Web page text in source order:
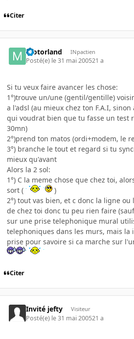
Citer
motorland INpactien
Posté(e) le 31 mai 200521 a
Si tu veux faire avancer les chose:
1°)trouve un/une (gentil/gentille)
a l'adsl (au mieux chez ton F.A.I,
qui voudrat bien que tu fasse un test
30mn)
2°)prend ton matos (ordi+modem, le
3°) branche le tout et regard si tu
mieux qu'avant
Alors la 2 sol:
1°) C la meme chose que chez toi,
sort (
)
2°) tout vas bien, et c donc la ligne ou
de chez toi donc tu peu rien faire
sur une prise telephonique mural
telephoniques dans les murs, mais la
prise pour savoire si ca marche sur
Citer
Invité jefty Visiteur
Posté(e) le 31 mai 200521 a